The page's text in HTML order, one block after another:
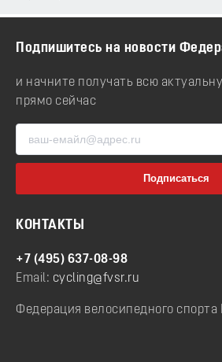
Подпишитесь на новости
и начните получать всю
прямо сейчас
КОНТАКТЫ
+7 (495) 637-08-98
Email: cycling@fvsr.ru
Федерация велосипедного спорта